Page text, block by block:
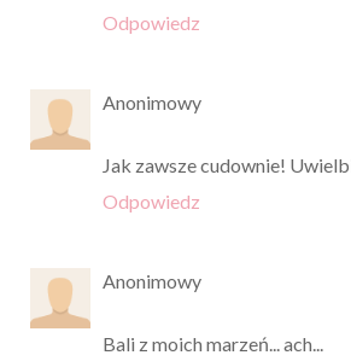
Odpowiedz
Anonimowy
Jak zawsze cudownie!
Odpowiedz
Anonimowy
Bali z moich marzeń... ach...